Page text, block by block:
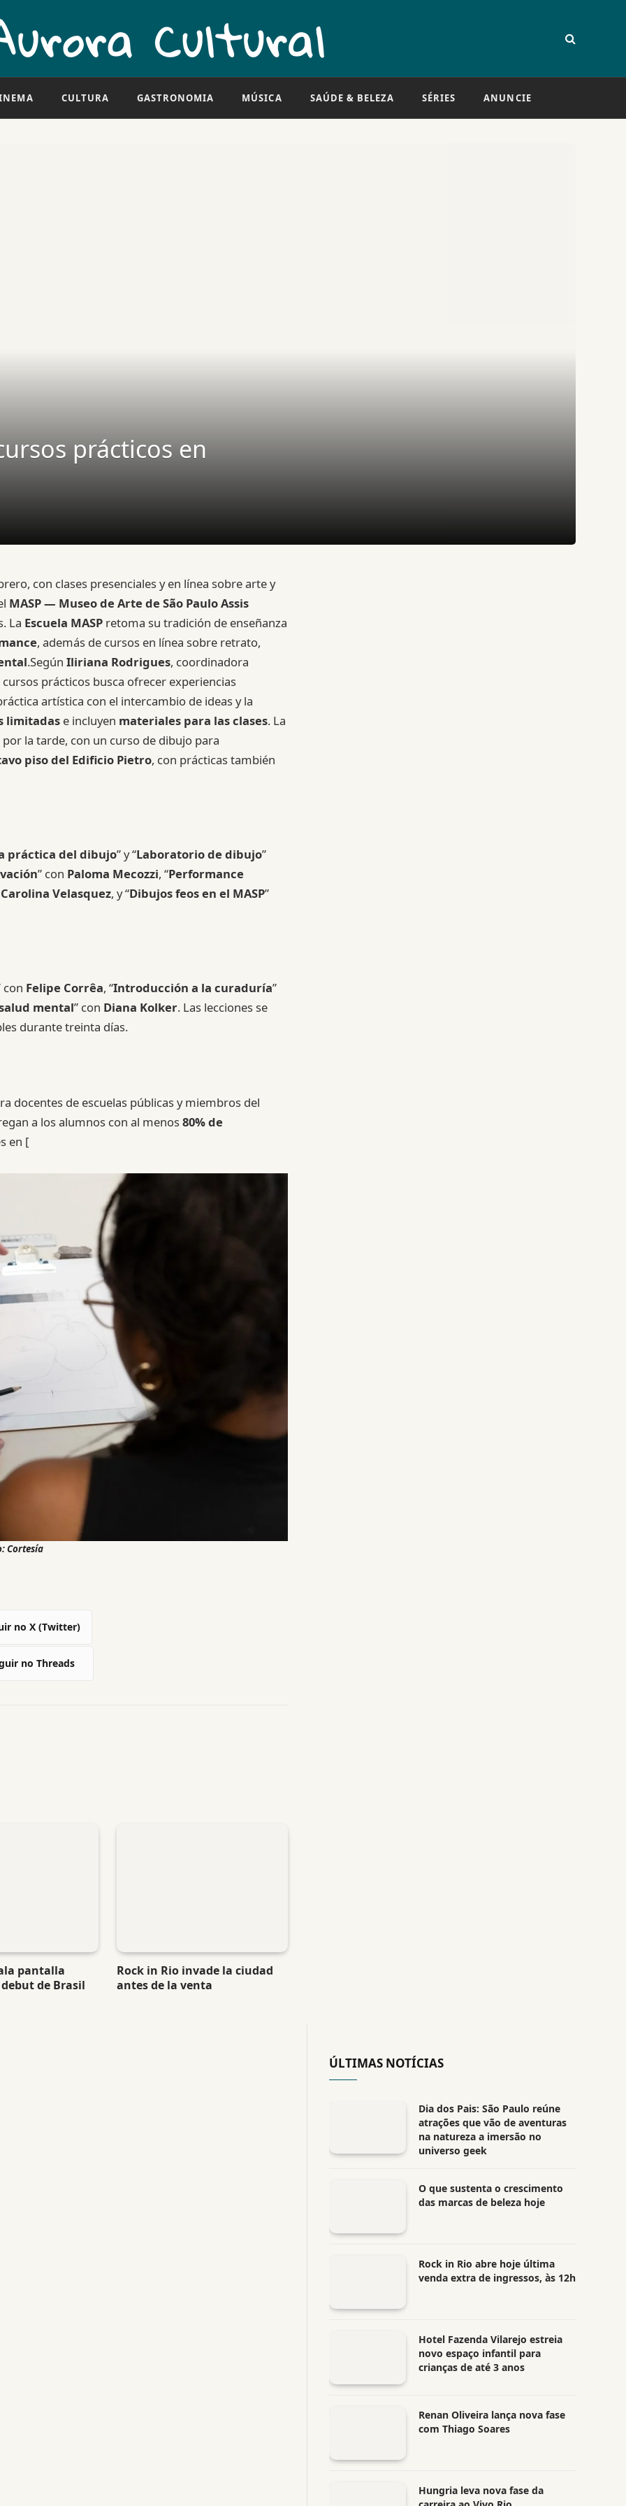
CULTURA GASTRONOMIA MÚSICA SAÚDE & BELEZA SÉRIES ANUNCIE
prácticos en
con clases presenciales y en línea sobre arte y
MASP — Museo de Arte de São Paulo Assis
La Escuela MASP retoma su tradición de enseñanza
, además de cursos en línea sobre retrato,
.Según Iliriana Rodrigues, coordinadora
cursos prácticos busca ofrecer experiencias
artística con el intercambio de ideas y la
limitadas e incluyen materiales para las clases. La
la tarde, con un curso de dibujo para
piso del Edificio Pietro, con prácticas también
práctica del dibujo” y “Laboratorio de dibujo”
” con Paloma Mecozzi, “Performance
Carolina Velasquez, y “Dibujos feos en el MASP”
con Felipe Corrêa, “Introducción a la curaduría”
mental” con Diana Kolker. Las lecciones se
durante treinta días.
docentes de escuelas públicas y miembros del
a los alumnos con al menos80% de
en [
Cortesía
no X (Twitter)
no Threads
pantalla
de Brasil
Rock in Rio invade la ciudad
antes de la venta
ÚLTIMAS NOTÍCIAS
Dia dos Pais: São Paulo reúne
atrações que vão de aventuras
na natureza a imersão no
universo geek
O que sustenta o crescimento
das marcas de beleza hoje
Rock in Rio abre hoje última
venda extra de ingressos, às 12h
Hotel Fazenda Vilarejo estreia
novo espaço infantil para
crianças de até 3 anos
Renan Oliveira lança nova fase
com Thiago Soares
Hungria leva nova fase da